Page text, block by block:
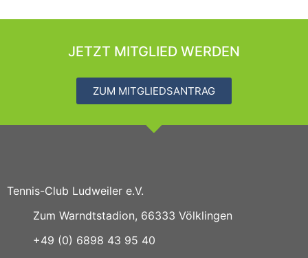
JETZT MITGLIED WERDEN
ZUM MITGLIEDSANTRAG
Tennis-Club Ludweiler e.V.
Zum Warndtstadion, 66333 Völklingen
+49 (0) 6898 43 95 40